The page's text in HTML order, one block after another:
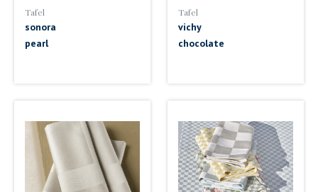
Tafel
sonora
pearl
Tafel
vichy
chocolate